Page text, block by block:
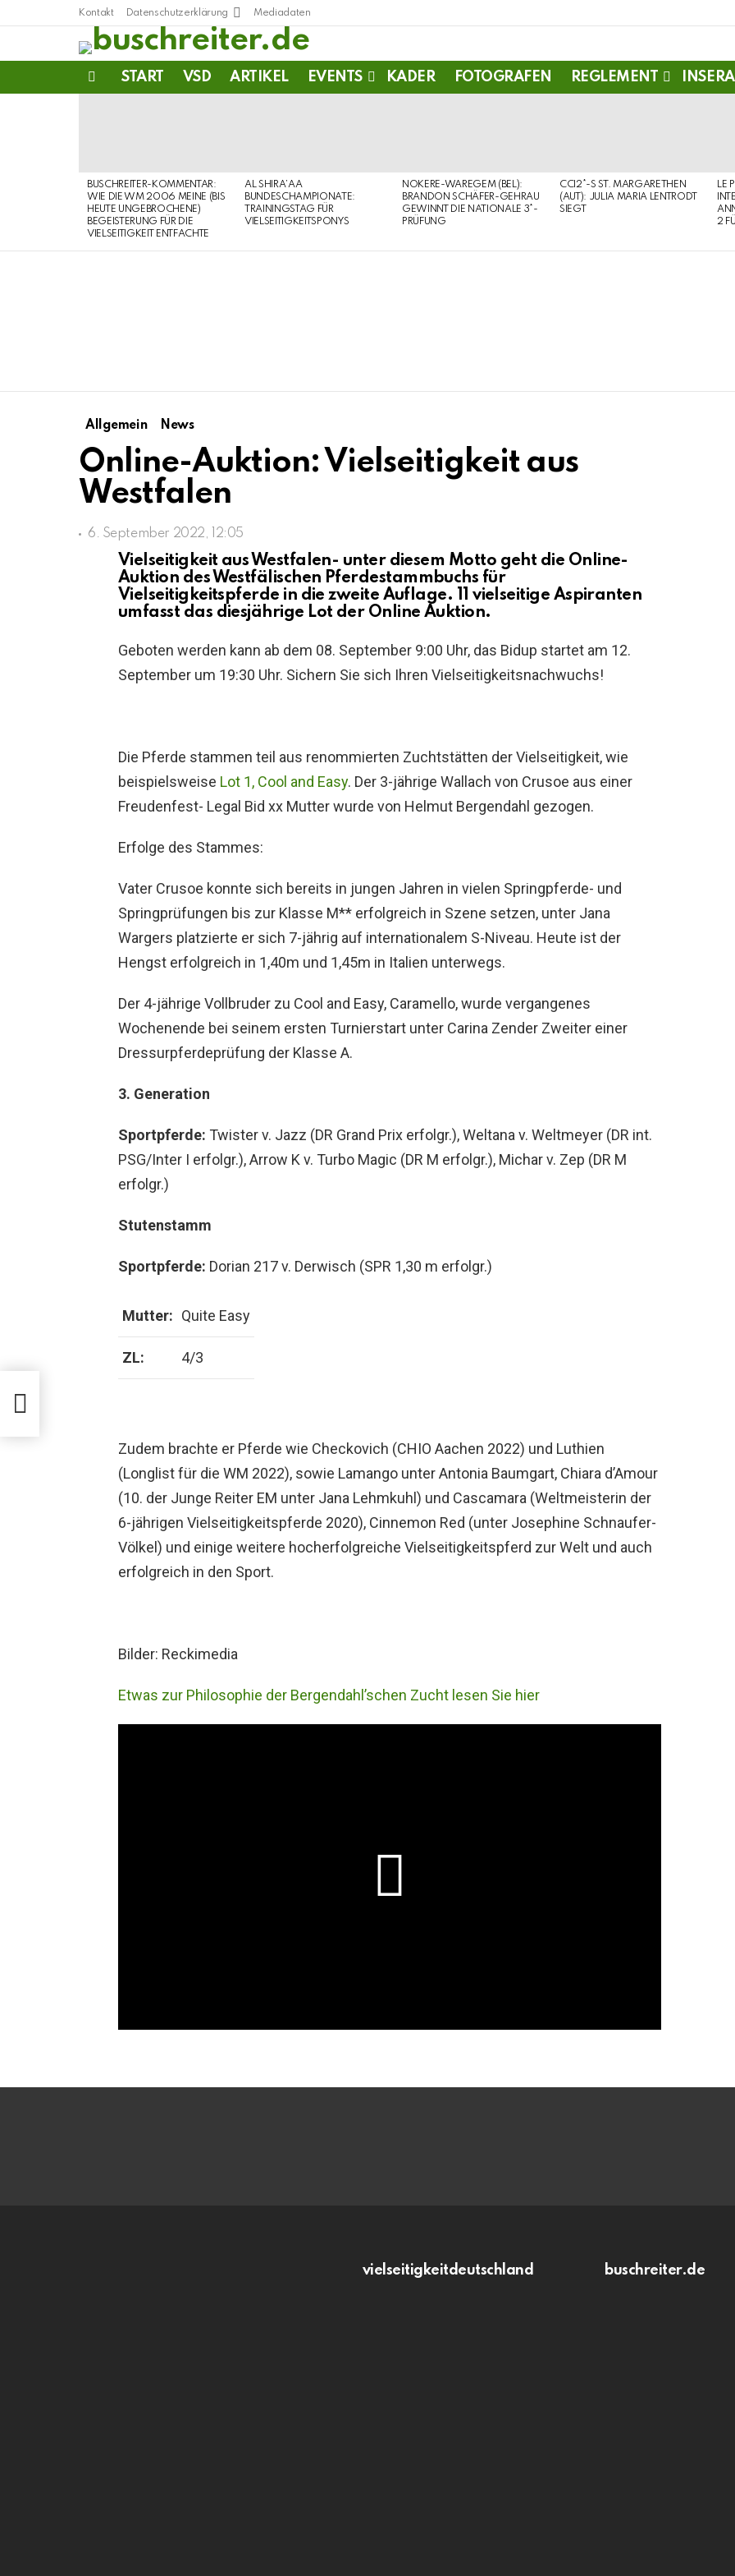
Kontakt Datenschutzerklärung Mediadaten
START VSD ARTIKEL EVENTS KADER FOTOGRAFEN REGLEMENT
BUSCHREITER-KOMMENTAR:
WIE DIE WM 2006 MEINE (BIS
HEUTE UNGEBROCHENE)
BEGEISTERUNG FÜR DIE
VIELSEITIGKEIT ENTFACHTE
AL SHIRA’AA
BUNDESCHAMPIONATE:
TRAININGSTAG FÜR
VIELSEITIGKEITSPONYS
NOKERE-WAREGEM (BEL):
BRANDON SCHÄFER-GEHRAU
GEWINNT DIE NATIONALE 3*-
PRÜFUNG
CCI2*-S ST. MARGARETHEN
(AUT): JULIA MARIA LENTRODT
SIEGT
LE
2
Allgemein News
Online-Auktion: Vielseitigkeit aus
Westfalen
6. September 2022, 12:05
Vielseitigkeit aus Westfalen- unter diesem Motto geht die Online-
Auktion des Westfälischen Pferdestammbuchs für
Vielseitigkeitspferde in die zweite Auflage. 11 vielseitige Aspiranten
umfasst das diesjährige Lot der Online Auktion.
Geboten werden kann ab dem 08. September 9:00 Uhr, das Bidup startet am 12.
September um 19:30 Uhr. Sichern Sie sich Ihren Vielseitigkeitsnachwuchs!
Die Pferde stammen teil aus renommierten Zuchtstätten der Vielseitigkeit, wie
beispielsweise Lot 1, Cool and Easy. Der 3-jährige Wallach von Crusoe aus einer
Freudenfest- Legal Bid xx Mutter wurde von Helmut Bergendahl gezogen.
Erfolge des Stammes:
Vater Crusoe konnte sich bereits in jungen Jahren in vielen Springpferde- und
Springprüfungen bis zur Klasse M** erfolgreich in Szene setzen, unter Jana
Wargers platzierte er sich 7-jährig auf internationalem S-Niveau. Heute ist der
Hengst erfolgreich in 1,40m und 1,45m in Italien unterwegs.
Der 4-jährige Vollbruder zu Cool and Easy, Caramello, wurde vergangenes
Wochenende bei seinem ersten Turnierstart unter Carina Zender Zweiter einer
Dressurpferdeprüfung der Klasse A.
3. Generation
Sportpferde: Twister v. Jazz (DR Grand Prix erfolgr.), Weltana v. Weltmeyer (DR int.
PSG/Inter I erfolgr.), Arrow K v. Turbo Magic (DR M erfolgr.), Michar v. Zep (DR M
erfolgr.)
Stutenstamm
Sportpferde: Dorian 217 v. Derwisch (SPR 1,30 m erfolgr.)
Mutter: Quite Easy
ZL: 4/3
Zudem brachte er Pferde wie Checkovich (CHIO Aachen 2022) und Luthien
(Longlist für die WM 2022), sowie Lamango unter Antonia Baumgart, Chiara d’Amour
(10. der Junge Reiter EM unter Jana Lehmkuhl) und Cascamara (Weltmeisterin der
6-jährigen Vielseitigkeitspferde 2020), Cinnemon Red (unter Josephine Schnaufer-
Völkel) und einige weitere hocherfolgreiche Vielseitigkeitspferd zur Welt und auch
erfolgreich in den Sport.
Bilder: Reckimedia
Etwas zur Philosophie der Bergendahl’schen Zucht lesen Sie hier
vielseitigkeitdeutschland buschreiter.de